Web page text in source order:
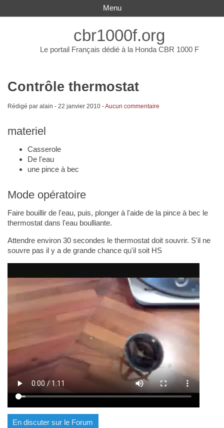
cbr1000f.org
Le portail Français dédié à la Honda CBR 1000 F
Menu
Contrôle thermostat
Rédigé par alain - 22 janvier 2010-Aucun commentaire
materiel
Casserole
De l'eau
une pince à bec
Mode opératoire
Faire bouillir de l'eau, puis, plonger à l'aide de la pince à bec le
thermostat dans l'eau boulliante.
Attendre environ 30 secondes le thermostat doit souvrir. S'il ne
souvre pas il y a de grande chance qu'il soit HS
En discuter sur le Forum